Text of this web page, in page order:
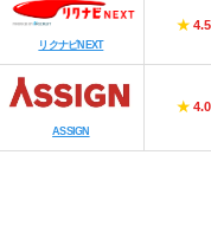
リクナビNEXT
★4.5
ASSIGN
★4.0